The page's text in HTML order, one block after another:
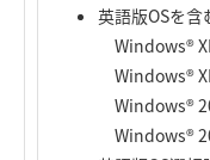
英語版OSを含
Windows®
Windows®
Windows®
Windows®